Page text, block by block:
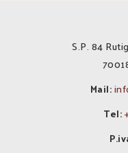
S.P. 84
Mail:
Tel: